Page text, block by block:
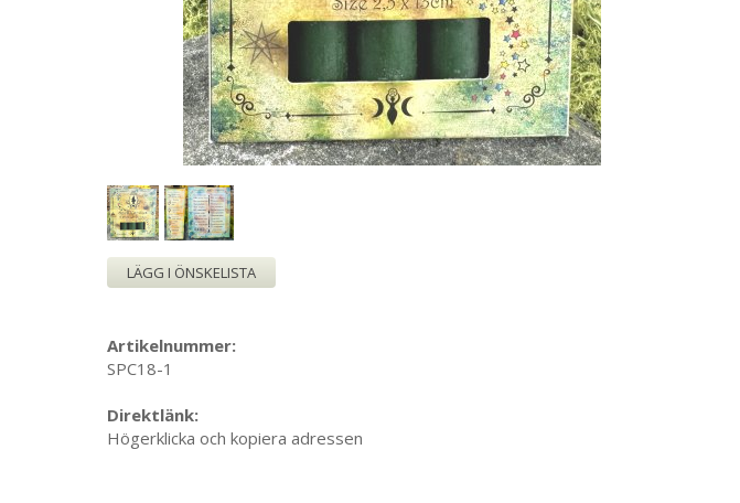
LÄGG I ÖNSKELISTA
Artikelnummer:
SPC18-1
Direktlänk:
Högerklicka och kopiera adressen